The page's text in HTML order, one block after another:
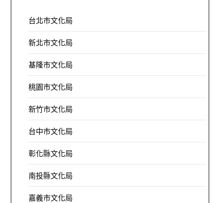
台北市文化局
新北市文化局
基隆市文化局
桃園市文化局
新竹市文化局
台中市文化局
彰化縣文化局
南投縣文化局
嘉義市文化局